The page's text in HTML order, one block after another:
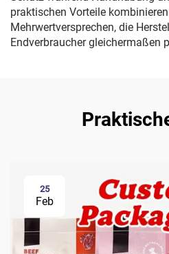
praktischen Vorteile
Mehrwertversprechen, die
Endverbraucher gleichermaßen
25
Feb